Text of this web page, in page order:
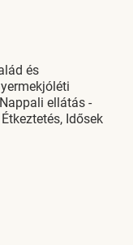
és
ellátás -
Idősek